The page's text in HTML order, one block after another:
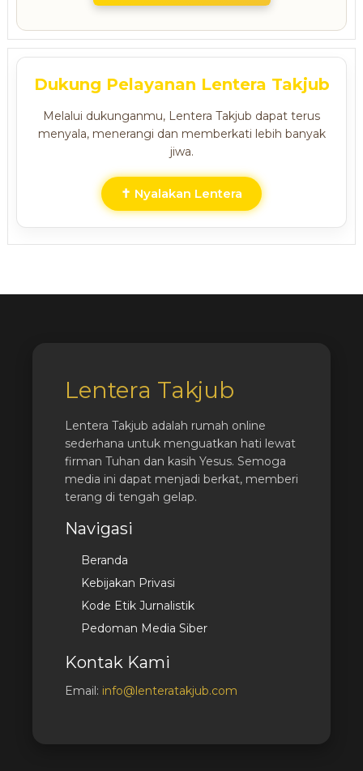
Dukung Pelayanan Lentera Takjub
Melalui dukunganmu, Lentera Takjub dapat terus
menyala, menerangi dan memberkati lebih banyak
jiwa.
✝ Nyalakan Lentera
Lentera Takjub
Lentera Takjub adalah rumah online
sederhana untuk menguatkan hati lewat
firman Tuhan dan kasih Yesus. Semoga
media ini dapat menjadi berkat, memberi
terang di tengah gelap.
Navigasi
Beranda
Kebijakan Privasi
Kode Etik Jurnalistik
Pedoman Media Siber
Kontak Kami
Email: info@lenteratakjub.com